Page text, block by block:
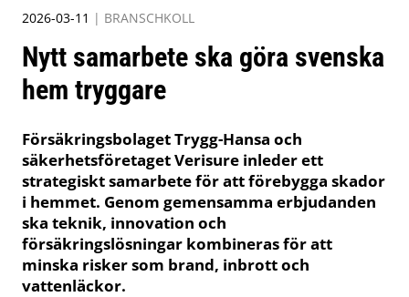
2026-03-11 | BRANSCHKOLL
Nytt samarbete ska göra svenska
hem tryggare
Försäkringsbolaget Trygg-Hansa och
säkerhetsföretaget Verisure inleder ett
strategiskt samarbete för att förebygga skador
i hemmet. Genom gemensamma erbjudanden
ska teknik, innovation och
försäkringslösningar kombineras för att
minska risker som brand, inbrott och
vattenläckor.